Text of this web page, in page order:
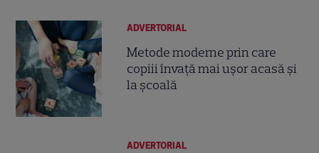
ADVERTORIAL
Metode moderne prin care
copiii învață mai ușor acasă și
la școală
ADVERTORIAL